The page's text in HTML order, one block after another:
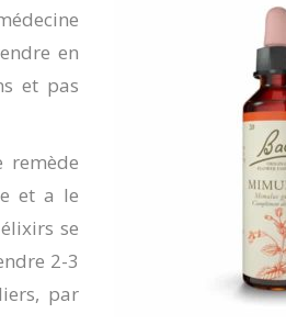
en
et pas
remède
et a le
se
2-3
par